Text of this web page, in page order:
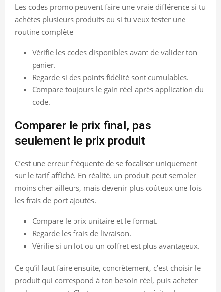
Les codes promo peuvent faire une vraie différence si tu
achètes plusieurs produits ou si tu veux tester une
routine complète.
Vérifie les codes disponibles avant de valider ton
panier.
Regarde si des points fidélité sont cumulables.
Compare toujours le gain réel après application du
code.
Comparer le prix final, pas
seulement le prix produit
C’est une erreur fréquente de se focaliser uniquement
sur le tarif affiché. En réalité, un produit peut sembler
moins cher ailleurs, mais devenir plus coûteux une fois
les frais de port ajoutés.
Compare le prix unitaire et le format.
Regarde les frais de livraison.
Vérifie si un lot ou un coffret est plus avantageux.
Ce qu’il faut faire ensuite, concrètement, c’est choisir le
produit qui correspond à ton besoin réel, puis acheter